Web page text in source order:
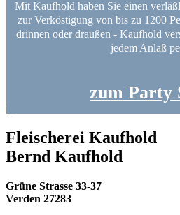
Mit Kaufhold haben Sie einen
zur Verköstigung von bis zu 1200
drinnen oder draußen - Kaufhold
jedem Anlaß
zum Party
Fleischerei Kaufhold
Bernd Kaufhold
Grüne Strasse 33-37
Verden 27283